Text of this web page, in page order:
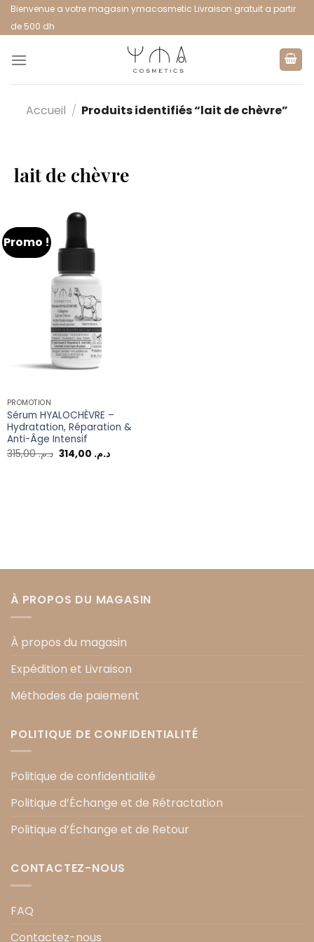
Bienvenue a votre magasin ymacosmetic Livraison gratuit a partir
de 500 dh
Accueil / Produits identifiés “lait de chèvre”
lait de chèvre
Promo !
PROMOTION
Sérum HYALOCHÈVRE –
Hydratation, Réparation &
Anti-Âge Intensif
د.م.315,00 د.م.
À PROPOS DU MAGASIN
À propos du magasin
Expédition et Livraison
Méthodes de paiement
POLITIQUE DE CONFIDENTIALITÉ
Politique de confidentialité
Politique d’Échange et de Rétractation
Politique d’Échange et de Retour
CONTACTEZ-NOUS
FAQ
Contactez-nous